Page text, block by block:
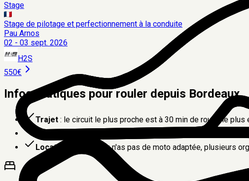
Stage
Stage de pilotage et perfectionnement à la conduite
Pau Arnos
02 - 03 sept. 2026
H2S
550€
Infos pratiques pour rouler depuis Bordeaux
Trajet : le circuit le plus proche est à 30 min de route , le
: pour les trajets de plus de 2 h, prévois une
Location moto
: si tu n'as pas de moto adaptée, plusieurs